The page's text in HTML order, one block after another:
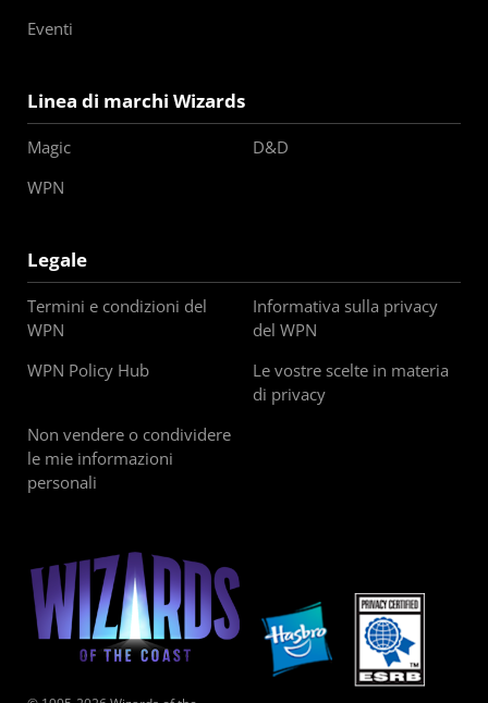
Eventi
Linea di marchi Wizards
Magic
D&D
WPN
Legale
Termini e condizioni del
WPN
Informativa sulla privacy
del WPN
WPN Policy Hub
Le vostre scelte in materia
di privacy
Non vendere o condividere
le mie informazioni
personali